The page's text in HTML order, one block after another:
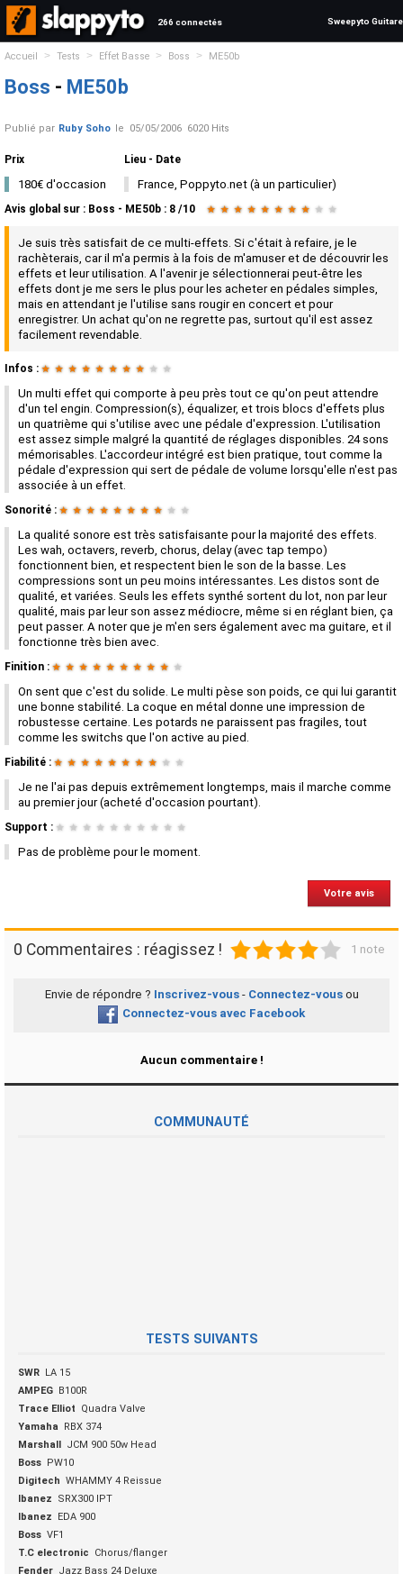
266 connectés Sweepyto Guitare
Accueil > Tests > Effet Basse > Boss > ME50b
Boss - ME50b
Publié par Ruby Soho le 05/05/2006 6020 Hits
Prix
180€ d'occasion
Lieu - Date
France, Poppyto.net (à un particulier)
Avis global sur : Boss - ME50b : 8 /10 ★ ★ ★ ★ ★ ★ ★ ★ ★ ★
Je suis très satisfait de ce multi-effets. Si c'était à refaire, je le
rachèterais, car il m'a permis à la fois de m'amuser et de découvrir les
effets et leur utilisation. A l'avenir je sélectionnerai peut-être les
effets dont je me sers le plus pour les acheter en pédales simples,
mais en attendant je l'utilise sans rougir en concert et pour
enregistrer. Un achat qu'on ne regrette pas, surtout qu'il est assez
facilement revendable.
Infos : ★ ★ ★ ★ ★ ★ ★ ★ ★ ★
Un multi effet qui comporte à peu près tout ce qu'on peut attendre
d'un tel engin. Compression(s), équalizer, et trois blocs d'effets plus
un quatrième qui s'utilise avec une pédale d'expression. L'utilisation
est assez simple malgré la quantité de réglages disponibles. 24 sons
mémorisables. L'accordeur intégré est bien pratique, tout comme la
pédale d'expression qui sert de pédale de volume lorsqu'elle n'est pas
associée à un effet.
Sonorité : ★ ★ ★ ★ ★ ★ ★ ★ ★ ★
La qualité sonore est très satisfaisante pour la majorité des effets.
Les wah, octavers, reverb, chorus, delay (avec tap tempo)
fonctionnent bien, et respectent bien le son de la basse. Les
compressions sont un peu moins intéressantes. Les distos sont de
qualité, et variées. Seuls les effets synthé sortent du lot, non par leur
qualité, mais par leur son assez médiocre, même si en réglant bien, ça
peut passer. A noter que je m'en sers également avec ma guitare, et il
fonctionne très bien avec.
Finition : ★ ★ ★ ★ ★ ★ ★ ★ ★ ★
On sent que c'est du solide. Le multi pèse son poids, ce qui lui garantit
une bonne stabilité. La coque en métal donne une impression de
robustesse certaine. Les potards ne paraissent pas fragiles, tout
comme les switchs que l'on active au pied.
Fiabilité : ★ ★ ★ ★ ★ ★ ★ ★ ★ ★
Je ne l'ai pas depuis extrêmement longtemps, mais il marche comme
au premier jour (acheté d'occasion pourtant).
Support : ★ ★ ★ ★ ★ ★ ★ ★ ★ ★
Pas de problème pour le moment.
Votre avis
0 Commentaires : réagissez ! 1 2 3 4 1 note
Envie de répondre ? Inscrivez-vous- Connectez-vousou
Connectez-vous avec Facebook
Aucun commentaire !
COMMUNAUTÉ
TESTS SUIVANTS
SWR LA 15
AMPEG B100R
Trace Elliot
Quadra Valve
Yamaha
RBX 374
Marshall JCM 900 50w Head
Boss PW10
Digitech WHAMMY 4 Reissue
Ibanez
SRX300 IPT
Ibanez
EDA 900
Boss VF1
T.C electronic
Chorus/flanger
Fender Jazz Bass 24 Deluxe